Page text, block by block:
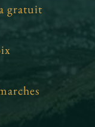
gratuit